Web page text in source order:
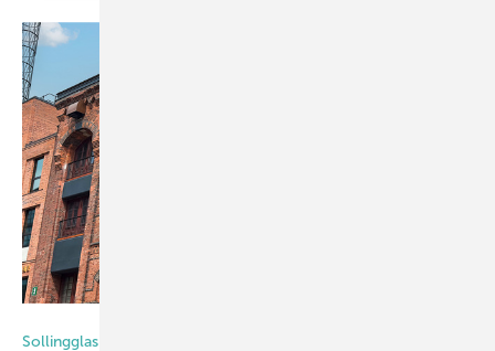
Sollingglas: Auftrag in der Hamburger Speicherstadt